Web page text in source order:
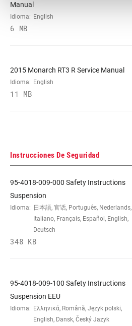
Manual
Idioma: English
6 MB
2015 Monarch RT3 R Service Manual
Idioma: English
11 MB
Instrucciones De Seguridad
95-4018-009-000 Safety Instructions
Suspension
Idioma: 日本語, 官话, Português, Nederlands,
Italiano, Français, Español, English,
Deutsch
348 KB
95-4018-009-100 Safety Instructions
Suspension EEU
Idioma: Ελληνικά, Română, Język polski,
English, Dansk, Český Jazyk